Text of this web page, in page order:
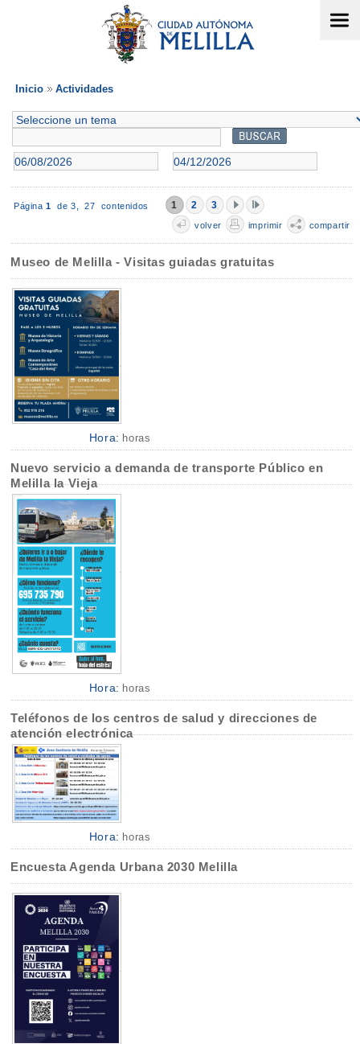
Inicio Actividades
Página 1 de 3,27 contenidos 1 2 3
volver imprimir compartir
Museo de Melilla - Visitas guiadas gratuitas
Hora: horas
Nuevo servicio a demanda de transporte Público en
Melilla la Vieja
Hora: horas
Teléfonos de los centros de salud y direcciones de
atención electrónica
Hora: horas
Encuesta Agenda Urbana 2030 Melilla